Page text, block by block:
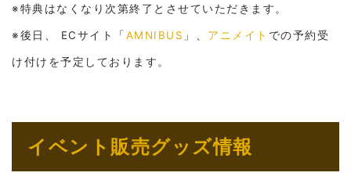
※特典はなくなり次第終了とさせていただきます。
※後日、 ECサイト「 AMNIBUS 」、 アニメイト での予約受
け付けを予定しております。
イベント販売グッズ情報